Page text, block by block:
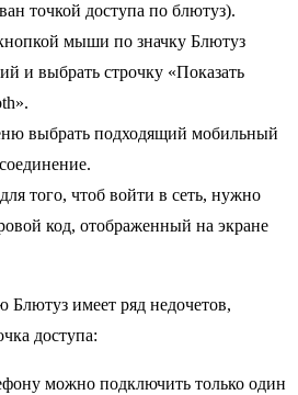
точкой доступа по блютуз).
мыши по значку Блютуз
и выбрать строчку «Показать
выбрать подходящий мобильный
того, чтоб войти в сеть, нужно
код, отображенный на экране
имеет ряд недочетов,
доступа:
можно подключить только один